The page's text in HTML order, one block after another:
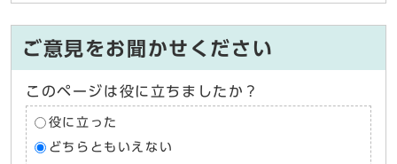
ご意見をお聞かせください
このページは役に立ちましたか？
役に立った
どちらともいえない